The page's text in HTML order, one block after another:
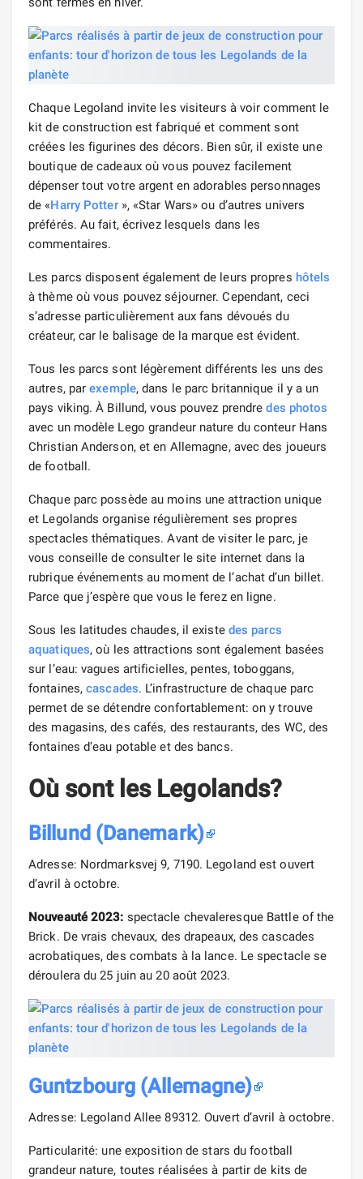
Chaque Legoland invite les visiteurs à voir comment le
kit de construction est fabriqué et comment sont
créées les figurines des décors. Bien sûr, il existe une
boutique de cadeaux où vous pouvez facilement
dépenser tout votre argent en adorables personnages
de «Harry Potter», «Star Wars» ou d’autres univers
préférés. Au fait, écrivez lesquels dans les
commentaires.
Les parcs disposent également de leurs propres hôtels
à thème où vous pouvez séjourner. Cependant, ceci
s’adresse particulièrement aux fans dévoués du
créateur, car le balisage de la marque est évident.
Tous les parcs sont légèrement différents les uns des
autres, parexemple, dans le parc britannique il y a un
pays viking. À Billund, vous pouvez prendredes photos
avec un modèle Lego grandeur nature du conteur Hans
Christian Anderson, et en Allemagne, avec des joueurs
de football.
Chaque parc possède au moins une attraction unique
et Legolands organise régulièrement ses propres
spectacles thématiques. Avant de visiter le parc, je
vous conseille de consulter le site internet dans la
rubrique événements au moment de l’achat d’un billet.
Parce que j’espère que vous le ferez en ligne.
Sous les latitudes chaudes, il existe des parcs
aquatiques, où les attractions sont également basées
sur l’eau: vagues artificielles, pentes, toboggans,
fontaines,cascades. L’infrastructure de chaque parc
permet de se détendre confortablement: on y trouve
des magasins, des cafés, des restaurants, des WC, des
fontaines d’eau potable et des bancs.
Où sont les Legolands?
Billund (Danemark)
Adresse: Nordmarksvej 9, 7190. Legoland est ouvert
d’avril à octobre.
Nouveauté 2023: spectacle chevaleresque Battle of the
Brick. De vrais chevaux, des drapeaux, des cascades
acrobatiques, des combats à la lance. Le spectacle se
déroulera du 25 juin au 20 août 2023.
Guntzbourg (Allemagne)
Adresse: Legoland Allee 89312. Ouvert d’avril à octobre.
Particularité: une exposition de stars du football
grandeur nature, toutes réalisées à partir de kits de